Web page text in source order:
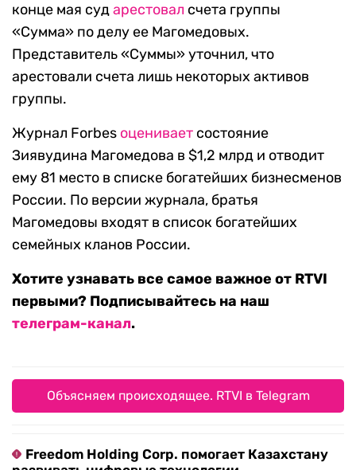
конце мая сударестовал счета группы
«Сумма» по делу ее Магомедовых.
Представитель «Суммы» уточнил, что
арестовали счета лишь некоторых активов
группы.
Журнал Forbes оценивает состояние
Зиявудина Магомедова в $1,2 млрд и отводит
ему 81 место в списке богатейших бизнесменов
России. По версии журнала, братья
Магомедовы входят в список богатейших
семейных кланов России.
Хотите узнавать все самое важное от RTVI
первыми? Подписывайтесь на наш
телеграм-канал.
Объясняем происходящее. RTVI в Telegram
Freedom Holding Corp. помогает Казахстану